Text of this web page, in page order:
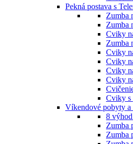
Pekná postava s
Zumba
Zumba
Cviky
Zumba
Cviky
Cviky
Cviky
Cviky
Cviky s
Víkendové pobyty
8
Zumba
Zumba